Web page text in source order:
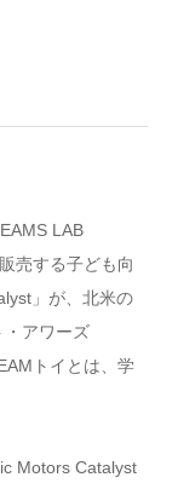
LAB
売する子ども向
」が、北米の
アワーズ
トイとは、学
Motors Catalyst